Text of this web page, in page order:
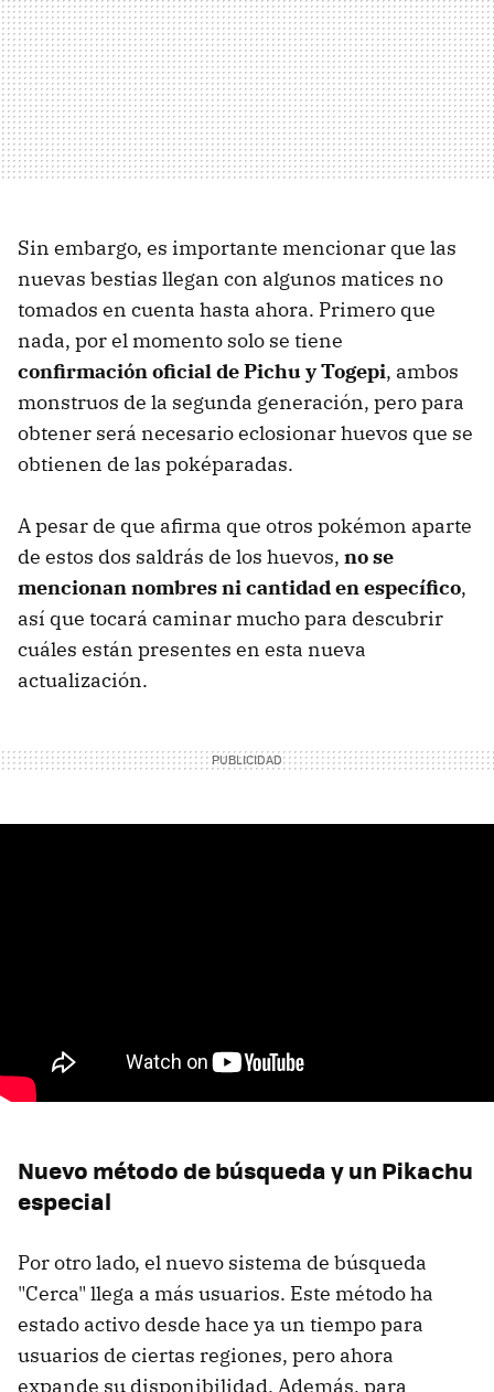
Sin embargo, es importante mencionar que las
nuevas bestias llegan con algunos matices no
tomados en cuenta hasta ahora. Primero que
nada, por el momento solo se tiene
confirmación oficial de Pichu y Togepi, ambos
monstruos de la segunda generación, pero para
obtener será necesario eclosionar huevos que se
obtienen de las poképaradas.
A pesar de que afirma que otros pokémon aparte
de estos dos saldrás de los huevos, no se
mencionan nombres ni cantidad en específico,
así que tocará caminar mucho para descubrir
cuáles están presentes en esta nueva
actualización.
Nuevo método de búsqueda y un Pikachu
especial
Por otro lado, el nuevo sistema de búsqueda
"Cerca" llega a más usuarios. Este método ha
estado activo desde hace ya un tiempo para
usuarios de ciertas regiones, pero ahora
expande su disponibilidad. Además, para